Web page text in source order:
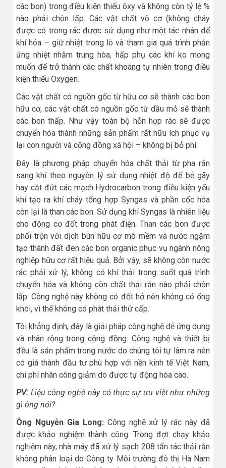
các bon) trong điều kiện thiếu ôxy và không còn tỷ lệ %
nào phải chôn lấp. Các vật chất vô cơ (không cháy
được có trong rác được sử dụng như một tác nhân để
khí hóa – giữ nhiệt trong lò và tham gia quá trình phản
ứng nhiệt nhằm trung hòa, hấp phụ các khí ko mong
muốn để trở thành các chất khoáng tự nhiên trong điều
kiện thiếu Oxygen.
Các vật chất có nguồn gốc từ hữu cơ sẽ thành các bon
hữu cơ, các vật chất có nguồn gốc từ dầu mỏ sẽ thành
các bon thấp. Như vậy toàn bộ hỗn hợp rác sẽ được
chuyển hóa thành những sản phẩm rất hữu ích phục vụ
lại con người và cộng đồng xã hội – không bị bỏ phí.
Đây là phương pháp chuyển hóa chất thải từ pha rắn
sang khí theo nguyên lý sử dụng nhiệt độ để bẻ gãy
hay cắt đứt các mạch Hydrocarbon trong điều kiện yếu
khí tạo ra khí cháy tổng hợp Syngas và phần cốc hóa
còn lại là than các bon. Sử dụng khí Syngas là nhiên liệu
cho động cơ đốt trong phát điện. Than các bon được
phối trộn với dịch bùn hữu cơ mô mềm và nước ngậm
tạo thành đất đen các bon organic phục vụ ngành nông
nghiệp hữu cơ rất hiệu quả. Bởi vậy, sẽ không còn nước
rác phải xử lý, không có khí thải trong suốt quá trình
chuyển hóa và không còn chất thải rắn nào phải chôn
lấp. Công nghệ này không có đốt hở nên không có ống
khói, vì thế không có phát thải thứ cấp.
Tôi khẳng định, đây là giải pháp công nghệ dễ ứng dụng
và nhân rộng trong cộng đồng. Công nghệ và thiết bị
đều là sản phẩm trong nước do chúng tôi tự làm ra nên
có giá thành đầu tư phù hợp với nền kinh tế Việt Nam,
chi phí nhân công giảm do được tự động hóa cao.
PV: Liệu công nghệ này có thực sự ưu việt như những
gì ông nói?
Ông Nguyễn Gia Long: Công nghệ xử lý rác này đã
được khảo nghiệm thành công. Trong đợt chạy khảo
nghiệm này, nhà máy đã xử lý sạch 208 tấn rác thải rắn
không phân loại do Công ty Môi trường đô thị Hà Nam